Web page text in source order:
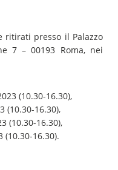
ritirati presso il Palazzo
7 – 00193 Roma, nei
(10.30-16.30),
(10.30-16.30),
(10.30-16.30),
(10.30-16.30).